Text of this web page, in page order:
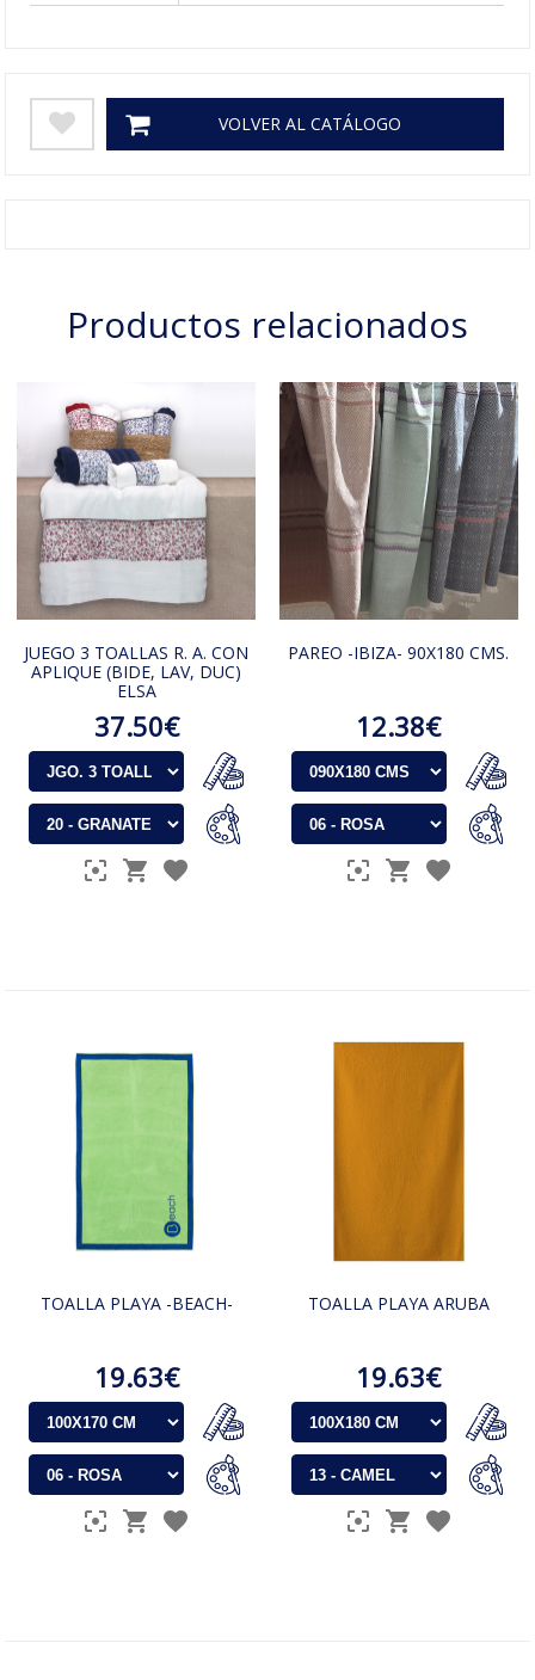
VOLVER AL CATÁLOGO
Productos relacionados
JUEGO 3 TOALLAS R. A. CON
APLIQUE (BIDE, LAV, DUC)
ELSA
37.50€
PAREO -IBIZA- 90X180 CMS.
12.38€
TOALLA PLAYA -BEACH-
19.63€
TOALLA PLAYA ARUBA
19.63€